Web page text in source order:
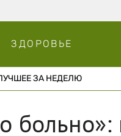
ЗДОРОВЬЕ
ЗА НЕДЕЛЮ